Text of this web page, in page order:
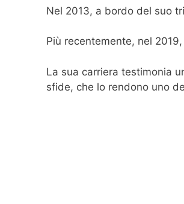
Nel 2013, a bordo del suo
Più recentemente, nel
La sua carriera testimonia
sfide, che lo rendono uno